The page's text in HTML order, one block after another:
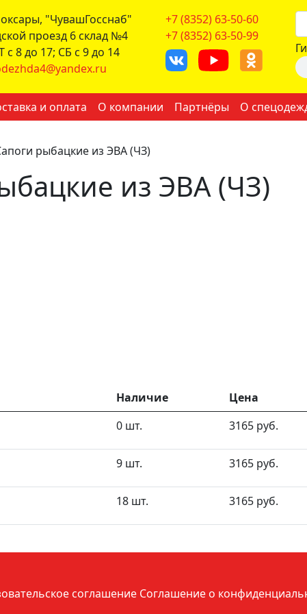
"ЧувашГосснаб"
проезд 6 склад №4
с 8 до 17; СБ с 9 до 14
+7 (8352) 63-50-60
+7 (8352) 63-50-99
и оплата О компании Партнёры О
рыбацкие из ЭВА (ЧЗ)
из ЭВА (ЧЗ)
Наличие Цена
0 шт. 3165 руб.
9 шт. 3165 руб.
18 шт. 3165 руб.
соглашение Соглашение о